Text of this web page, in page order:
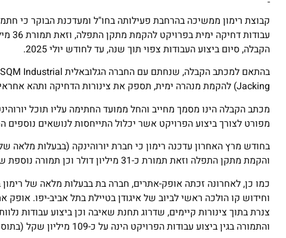
קבוצת רימון ממשיכה בהרחבת פעילותה בחו"ל ומעדכנת הבוקר כי
הקבלה, סיום ביצוע העבודות צפוי תוך שנה, עד לחודש יולי 2025.
Jacking) להקמת מנהרה ימית, תספק את צינורות הדחיקה ותהא אחראית על התכנון ההנדסי.
מכתב הקבלה הינו מסמך מחייב והחל ממועד החתימה עליו תוכל
מפורט לצורך ביצוע הפרויקט אשר יכלול התייחסות לנושאים
בחודש מרץ האחרון עדכנה רימון כי חברת יורוהינקה (בבעלות
והקמת מתקן התפלה וזאת תמורת כ-31 מיליון דולר וכן תמורה נוספת של כ-1.5 מיליון דולר על בסיס כתב כמויות.
כמו כן, לאחרונה זכתה אופק-אתרים, חברה בת בבעלות מלאה של רימון
וחידוש קו הולכה ראשי לביוב של איגודן בטיילת בתל אביב-יפו.
והתמורה בגין ביצוע עבודות הפרויקט הינה על כ-109 מיליון שקל (בתוספת מע"מ).